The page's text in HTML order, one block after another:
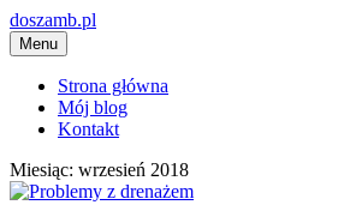
Przejdź
do
treści
doszamb.pl
Menu
Strona główna
Mój blog
Kontakt
Miesiąc: wrzesień 2018